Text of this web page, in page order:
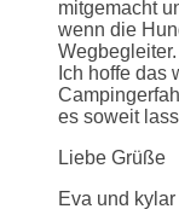
mitgemacht
wenn die
Wegbegleiter.
Ich hoffe das
es soweit
Liebe Grüße
Eva und kylar